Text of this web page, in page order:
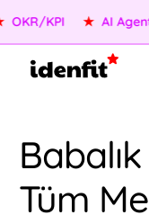
KPI AI Agents
Tüm